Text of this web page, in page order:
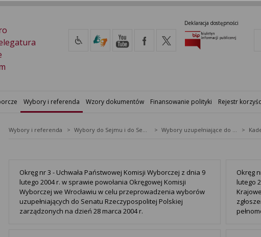
Deklaracja dostępności
Wybory i referenda Wzory dokumentów Finansowanie polityki Rejestr
Wybory i referenda Wybory do Sejmu i do Senatu Wybory uzupełniające do Senatu RP
Okręg nr 3 - Uchwała Państwowej Komisji Wyborczej z dnia 9
lutego 2004 r. w sprawie powołania Okręgowej Komisji
Wyborczej we Wrocławiu w celu przeprowadzenia wyborów
uzupełniających do Senatu Rzeczypospolitej Polskiej
zarządzonych na dzień 28 marca 2004 r.
Okręg
lutego